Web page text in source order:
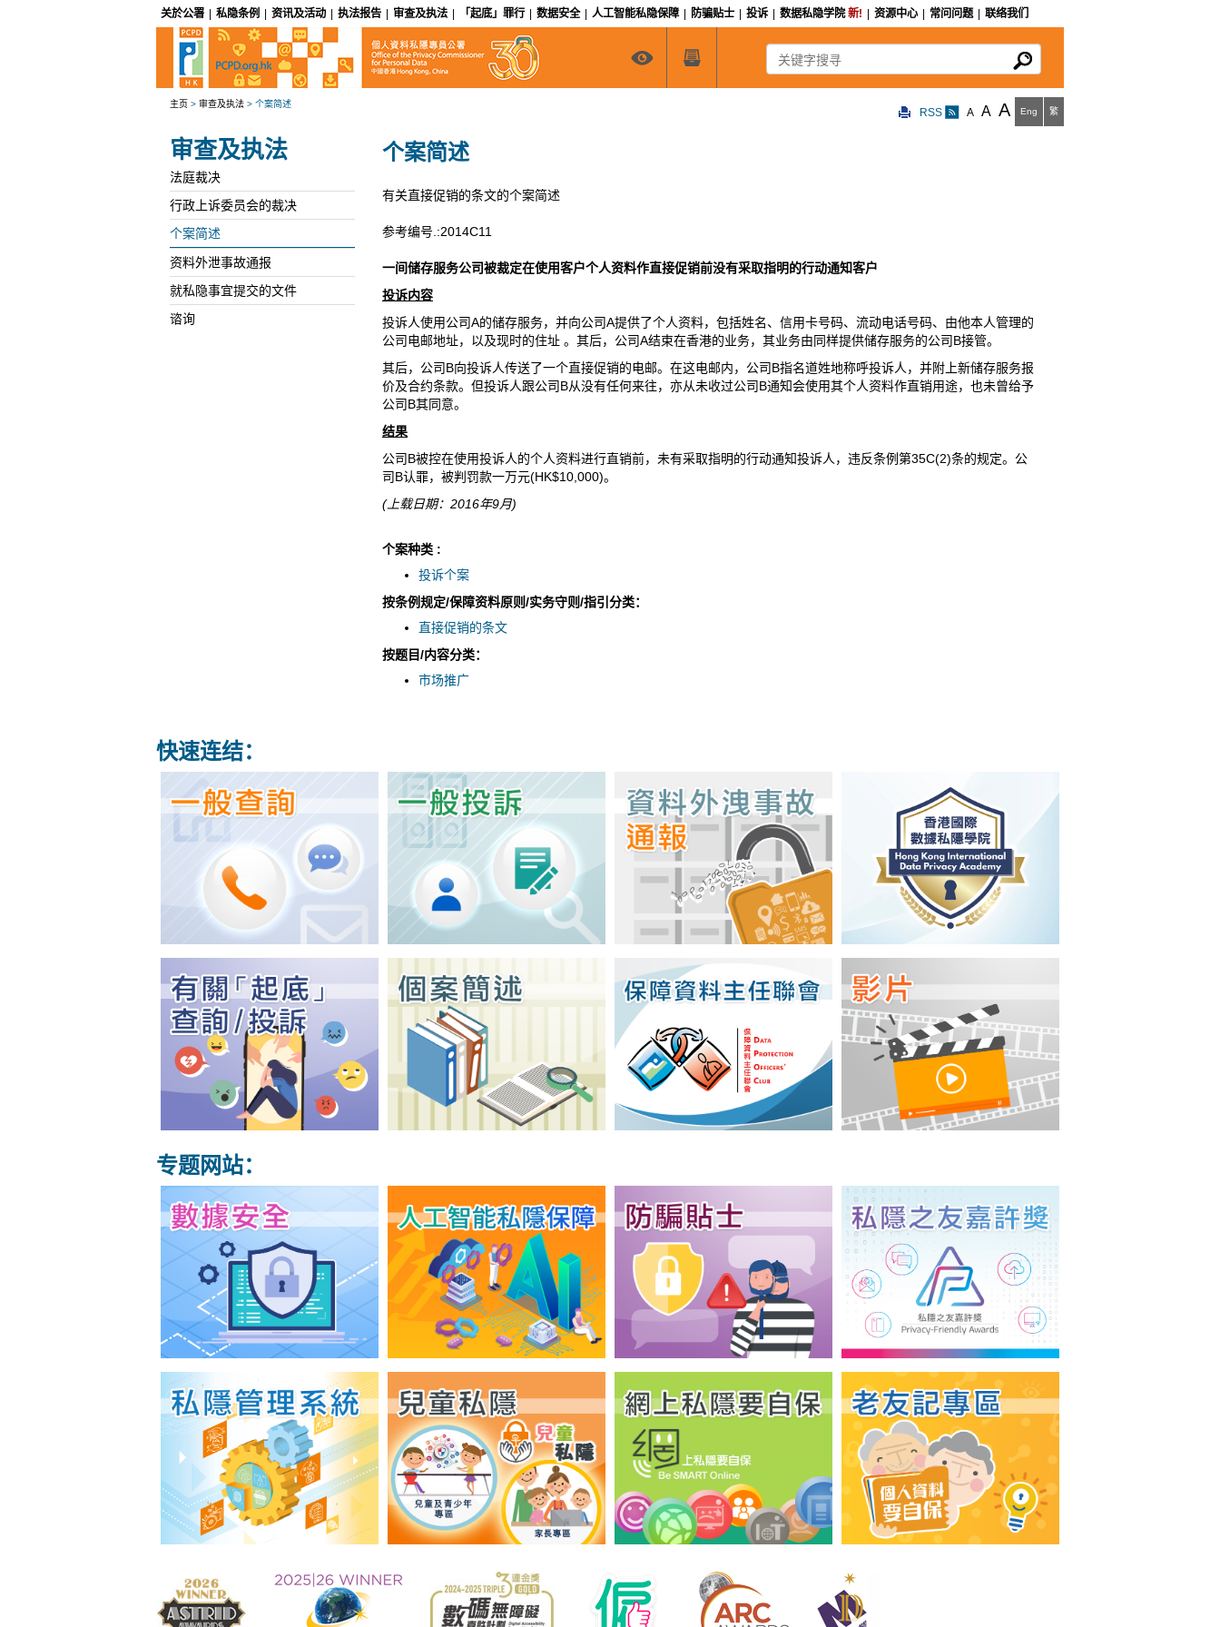
关於公署 私隐条例 资讯及活动 执法报告 审查及执法 「起底」罪行 数据安全 人工智能私隐保障 防骗贴士 投诉 数据私隐学院新! 资源中心 常问问题 联络我们
RSS A A A Eng 繁
主页 > 审查及执法 > 个案简述
审查及执法
法庭裁决
行政上诉委员会的裁决
个案简述
资料外泄事故通报
就私隐事宜提交的文件
谘询
个案简述
有关直接促销的条文的个案简述
参考编号.:2014C11
一间储存服务公司被裁定在使用客户个人资料作直接促销前没有采取指明的行动通知客户
投诉内容
投诉人使用公司A的储存服务，并向公司A提供了个人资料，包括姓名、信用卡号码、流动电话号码、由他本人管理的
公司电邮地址，以及现时的住址 。其后，公司A结束在香港的业务，其业务由同样提供储存服务的公司B接管。
其后，公司B向投诉人传送了一个直接促销的电邮。在这电邮内，公司B指名道姓地称呼投诉人，并附上新储存服务报
价及合约条款。但投诉人跟公司B从没有任何来往，亦从未收过公司B通知会使用其个人资料作直销用途，也未曾给予
公司B其同意。
结果
公司B被控在使用投诉人的个人资料进行直销前，未有采取指明的行动通知投诉人，违反条例第35C(2)条的规定。公
司B认罪，被判罚款一万元(HK$10,000)。
(上载日期：2016年9月)
个案种类 :
投诉个案
按条例规定/保障资料原则/实务守则/指引分类：
直接促销的条文
按题目/内容分类：
市场推广
快速连结：
专题网站：